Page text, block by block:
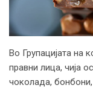
Во Групацијата на
правни лица, чија
чоколада,